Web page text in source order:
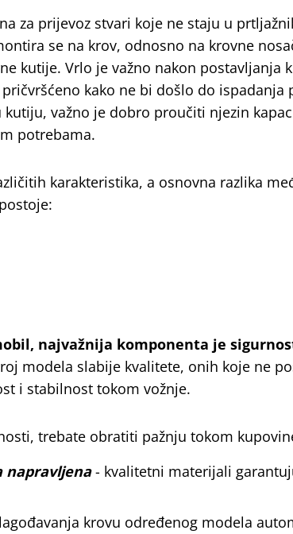
za prijevoz stvari koje ne staju u
se na krov, odnosno na krovne
kutije. Vrlo je važno nakon postavljanja
kako ne bi došlo do ispadanja
važno je dobro proučiti njezin
potrebama.
karakteristika, a osnovna razlika
najvažnija komponenta je
modela slabije kvalitete, onih koje ne
i stabilnost tokom vožnje.
trebate obratiti pažnju tokom
napravljena- kvalitetni materijali
krovu određenog modela